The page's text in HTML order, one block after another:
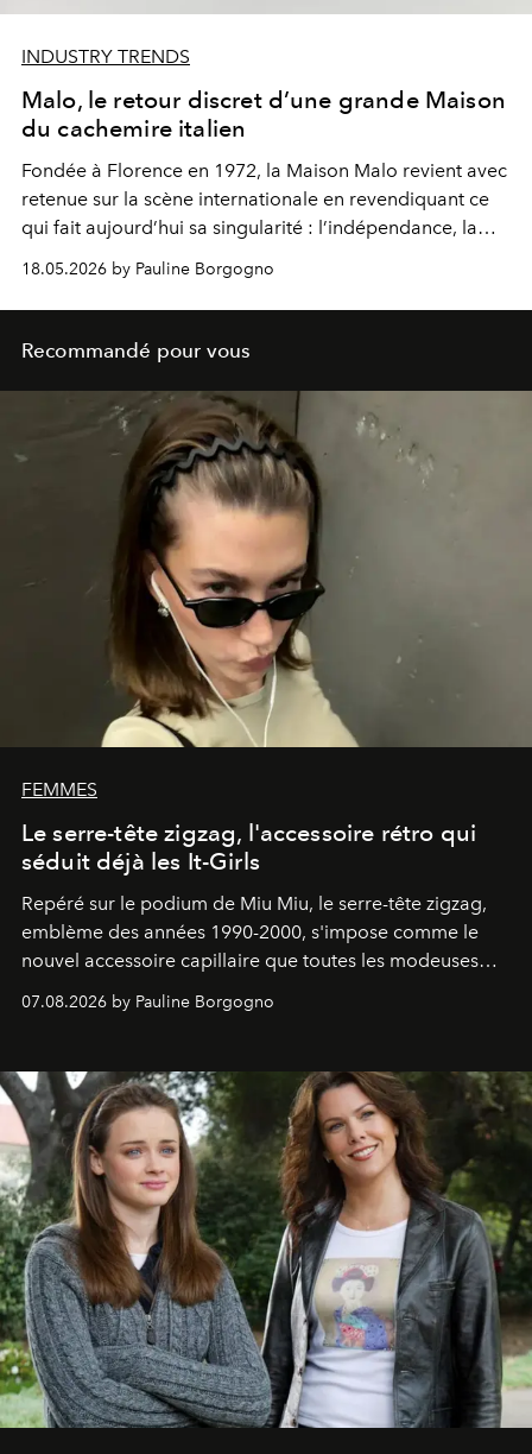
INDUSTRY TRENDS
Malo, le retour discret d’une grande Maison
du cachemire italien
Fondée à Florence en 1972, la Maison Malo revient avec
retenue sur la scène internationale en revendiquant ce
qui fait aujourd’hui sa singularité : l’indépendance, la
18.05.2026 by Pauline Borgogno
Recommandé pour vous
FEMMES
Le serre-tête zigzag, l'accessoire rétro qui
séduit déjà les It-Girls
Repéré sur le podium de Miu Miu, le serre-tête zigzag,
emblème des années 1990-2000, s'impose comme le
nouvel accessoire capillaire que toutes les modeuses
07.08.2026 by Pauline Borgogno